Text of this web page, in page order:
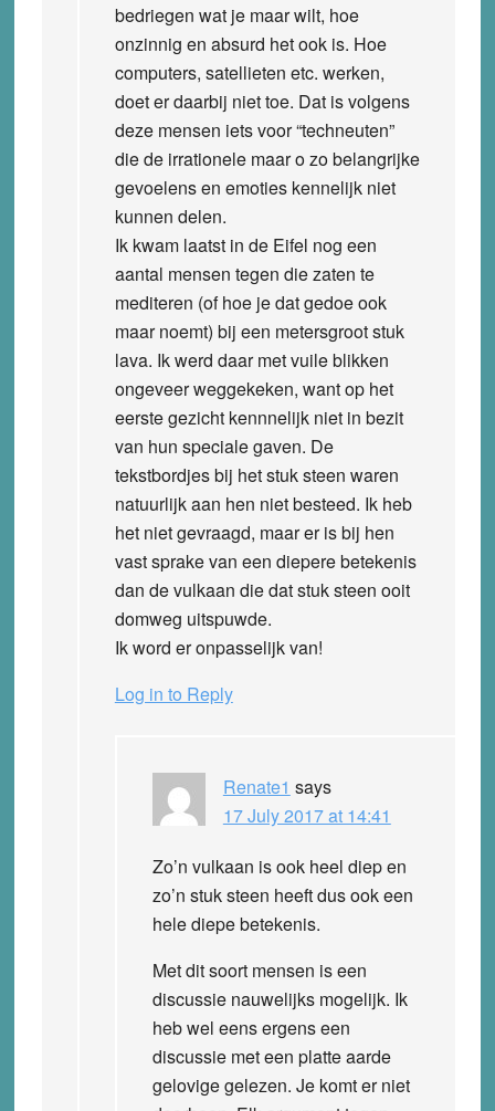
bedriegen wat je maar wilt, hoe
onzinnig en absurd het ook is. Hoe
computers, satellieten etc. werken,
doet er daarbij niet toe. Dat is volgens
deze mensen iets voor “techneuten”
die de irrationele maar o zo belangrijke
gevoelens en emoties kennelijk niet
kunnen delen.
Ik kwam laatst in de Eifel nog een
aantal mensen tegen die zaten te
mediteren (of hoe je dat gedoe ook
maar noemt) bij een metersgroot stuk
lava. Ik werd daar met vuile blikken
ongeveer weggekeken, want op het
eerste gezicht kennnelijk niet in bezit
van hun speciale gaven. De
tekstbordjes bij het stuk steen waren
natuurlijk aan hen niet besteed. Ik heb
het niet gevraagd, maar er is bij hen
vast sprake van een diepere betekenis
dan de vulkaan die dat stuk steen ooit
domweg uitspuwde.
Ik word er onpasselijk van!
Log in to Reply
Renate1 says
17 July 2017 at 14:41
Zo’n vulkaan is ook heel diep en
zo’n stuk steen heeft dus ook een
hele diepe betekenis.
Met dit soort mensen is een
discussie nauwelijks mogelijk. Ik
heb wel eens ergens een
discussie met een platte aarde
gelovige gelezen. Je komt er niet